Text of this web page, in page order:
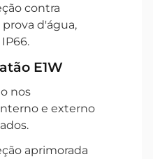
contra
d'água,
E1W
nos
e externo
aprimorada